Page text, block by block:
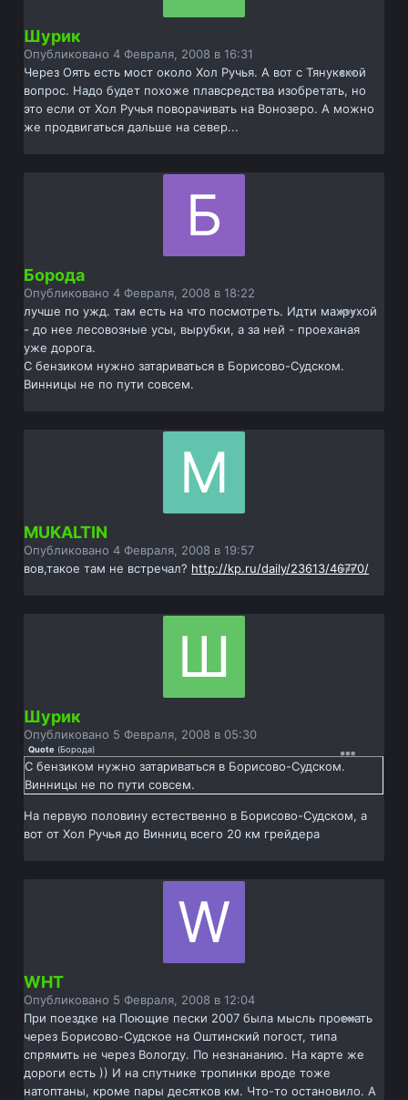
Шурик
Опубликовано4 Февраля, 2008 в 16:31
Через Оять есть мост около Хол Ручья. А вот с Тянукской
вопрос. Надо будет похоже плавсредства изобретать, но
это если от Хол Ручья поворачивать на Вонозеро. А можно
же продвигаться дальше на север...
Борода
Опубликовано4 Февраля, 2008 в 18:22
лучше по ужд. там есть на что посмотреть. Идти махрухой
- до нее лесовозные усы, вырубки, а за ней - проеханая
уже дорога.
С бензиком нужно затариваться в Борисово-Судском.
Винницы не по пути совсем.
MUKALTIN
Опубликовано4 Февраля, 2008 в 19:57
вов,такое там не встречал? http://kp.ru/daily/23613/46770/
Шурик
Опубликовано 5 Февраля, 2008 в 05:30
Quote (Борода)
С бензиком нужно затариваться в Борисово-Судском.
Винницы не по пути совсем.
На первую половину естественно в Борисово-Судском, а
вот от Хол Ручья до Винниц всего 20 км грейдера
WHT
Опубликовано 5 Февраля, 2008 в 12:04
При поездке на Поющие пески 2007 была мысль проехать
через Борисово-Судское на Оштинский погост, типа
спрямить не через Вологду. По незнананию. На карте же
дороги есть )) И на спутнике тропинки вроде тоже
натоптаны, кроме пары десятков км. Что-то остановило. А